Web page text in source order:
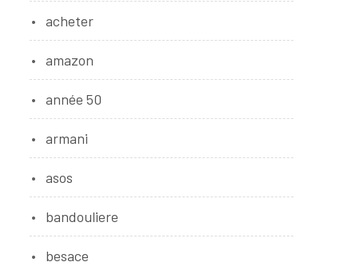
acheter
amazon
année 50
armani
asos
bandouliere
besace